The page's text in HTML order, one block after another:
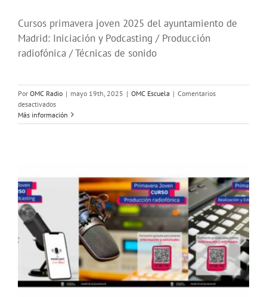
Cursos primavera joven 2025 del ayuntamiento de
Madrid: Iniciación y Podcasting / Producción
radiofónica / Técnicas de sonido
Por OMC Radio | mayo 19th, 2025 | OMC Escuela | Comentarios
desactivadosen
Campaña
de
Más información